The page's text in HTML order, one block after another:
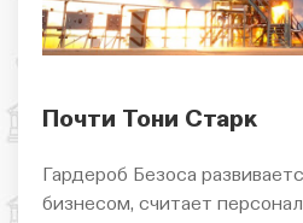
Почти Тони Старк
Гардероб Безоса
бизнесом, считает